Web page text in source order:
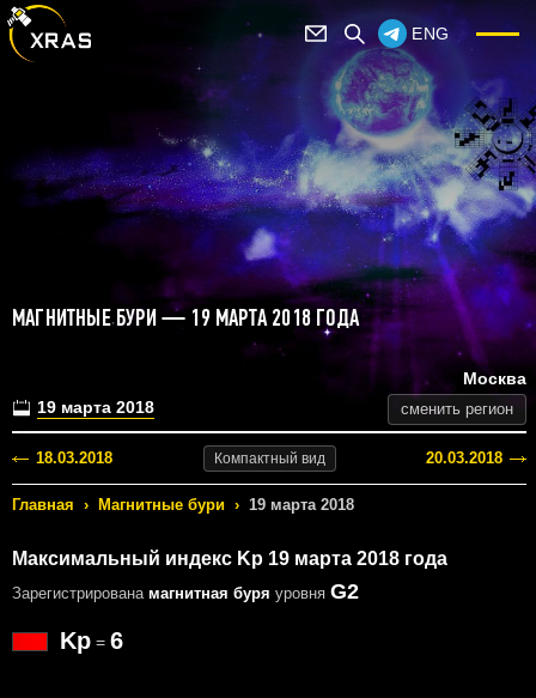
ENG
МАГНИТНЫЕ БУРИ — 19 МАРТА 2018 ГОДА
19 марта 2018
Москва
сменить регион
18.03.2018 Компактный вид 20.03.2018
Главная › Магнитные бури › 19 марта 2018
Максимальный индекс Kp 19 марта 2018 года
Зарегистрирована магнитная буря уровня G2
Kp = 6